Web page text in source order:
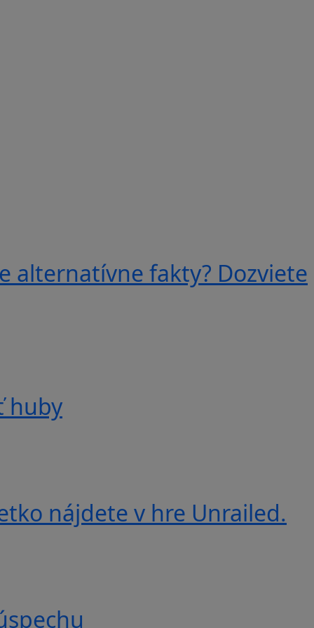
alternatívne fakty? Dozviete
huby
nájdete v hre Unrailed.